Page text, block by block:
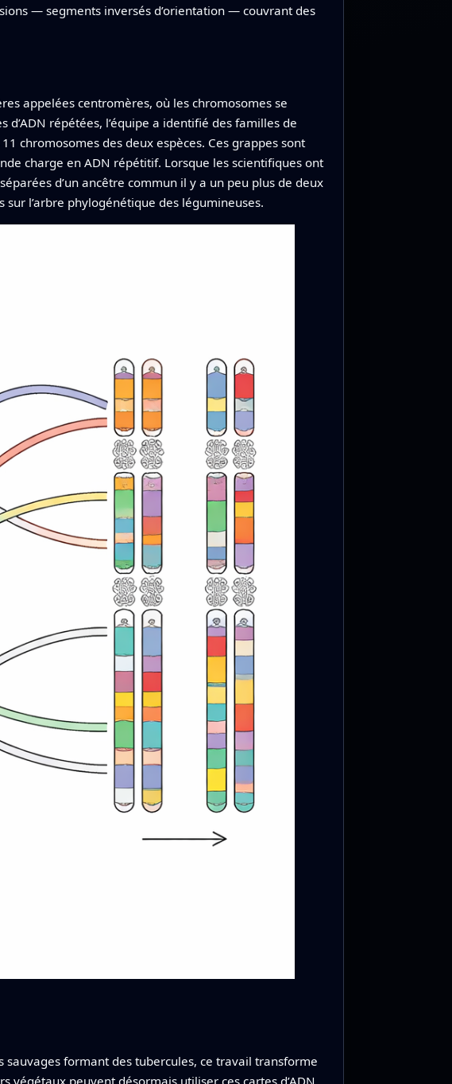
— segments inversés d’orientation — couvrant des
appelées centromères, où les chromosomes se
d’ADN répétées, l’équipe a identifié des familles de
chromosomes des deux espèces. Ces grappes sont
charge en ADN répétitif. Lorsque les scientifiques ont
d’un ancêtre commun il y a un peu plus de deux
l’arbre phylogénétique des légumineuses.
formant des tubercules, ce travail transforme
végétaux peuvent désormais utiliser ces cartes d’ADN